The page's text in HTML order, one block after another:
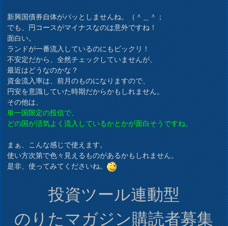
新興国債券自体がパッとしませんね。（＾＿＾；
でも、円コースがマイナスなのは意外ですね！
面白い。
ランドが一番流入しているのにもビックリ！
不安定だから、全然チェックしていませんが、
最近はどうなのかな？
資金流入率は、前月のものになりますので、
円安を意識していた時期だからかもしれません。
その他は、
単一国限定の投信で、
どの国が活気よく流入しているかとかが面白そうですね。
まぁ、こんな感じで使えます。
使い方次第で色々見えるものがあるかもしれません。
是非、使ってみてくださいね。
投資ツール連動型
のりたマガジン購読者募集